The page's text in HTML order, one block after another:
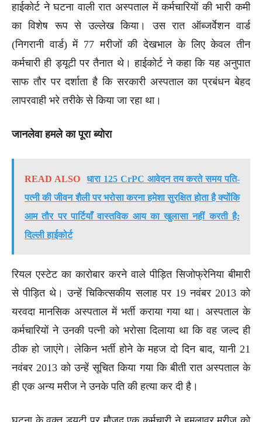
हाईकोर्ट ने घटना वाली रात अस्पताल में कर्मचारियों की भारी कमी
का विशेष रूप से उल्लेख किया। उस रात ऑब्जर्वेशन वार्ड
(निगरानी वार्ड) में 77 मरीजों की देखभाल के लिए केवल तीन
कर्मचारी ही ड्यूटी पर तैनात थे। हाईकोर्ट ने कहा कि यह अनुपात
साफ तौर पर दर्शाता है कि सरकारी अस्पताल का प्रबंधन बेहद
लापरवाही भरे तरीके से किया जा रहा था।
जानलेवा हमले का पूरा ब्योरा
READ ALSO
धारा 125 CrPC आवेदन तय करते समय पति-
पत्नी की जीवन शैली पर भरोसा करना हमेशा सुरक्षित होता है क्योंकि
आम तौर पर पार्टियाँ वास्तविक आय का खुलासा नहीं करती है:
दिल्ली हाईकोर्ट
रियल एस्टेट का कारोबार करने वाले पीड़ित सिजोफ्रेनिया बीमारी
से पीड़ित थे। उन्हें चिकित्सकीय सलाह पर 19 नवंबर 2013 को
यरवदा मानसिक अस्पताल में भर्ती कराया गया था। अस्पताल के
कर्मचारियों ने उनकी पत्नी को भरोसा दिलाया था कि वह जल्द ही
ठीक हो जाएंगे। लेकिन भर्ती होने के महज दो दिन बाद, यानी 21
नवंबर 2013 को उन्हें सूचित किया गया कि बीती रात अस्पताल के
ही एक अन्य मरीज ने उनके पति की हत्या कर दी है।